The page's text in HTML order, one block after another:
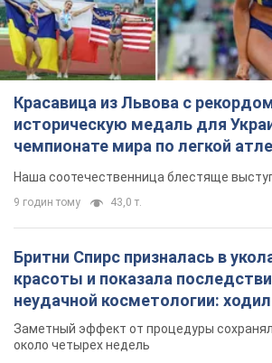
Красавица из Львова с
историческую медаль для
чемпионате мира по легкой
Видео
Наша соотечественница блестяще
9 годин тому 43,0 т.
Бритни Спирс призналась в
красоты и показала
неудачной косметологии:
так почти месяц
Заметный эффект от процедуры
около четырех недель